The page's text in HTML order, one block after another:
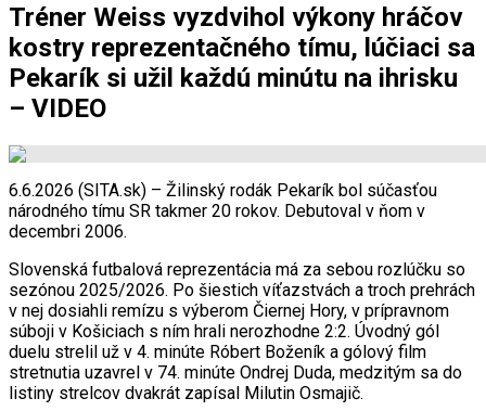
Tréner Weiss vyzdvihol výkony hráčov
kostry reprezentačného tímu, lúčiaci sa
Pekarík si užil každú minútu na ihrisku
– VIDEO
6.6.2026 (SITA.sk) – Žilinský rodák Pekarík bol súčasťou
národného tímu SR takmer 20 rokov. Debutoval v ňom v
decembri 2006.
Slovenská futbalová reprezentácia má za sebou rozlúčku so
sezónou 2025/2026. Po šiestich víťazstvách a troch prehrách
v nej dosiahli remízu s výberom Čiernej Hory, v prípravnom
súboji v Košiciach s ním hrali nerozhodne 2:2. Úvodný gól
duelu strelil už v 4. minúte Róbert Boženík a gólový film
stretnutia uzavrel v 74. minúte Ondrej Duda, medzitým sa do
listiny strelcov dvakrát zapísal Milutin Osmajič.